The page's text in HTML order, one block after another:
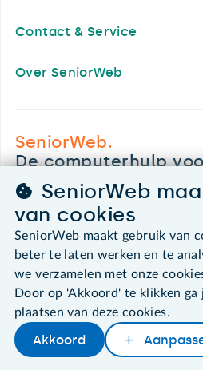
Contact & Service
Over SeniorWeb
SeniorWeb.
De computerhulp
030 - 276 99 65
leden@seniorweb.nl
©2026 SeniorWeb
Algemene voorwaarden
Cookies en cookie-instellingen
SeniorWeb
van cookies
SeniorWeb maakt gebruik van
beter te laten werken en te
we verzamelen met onze
Door op 'Akkoord' te klikken
plaatsen van deze cookies.
Akkoord